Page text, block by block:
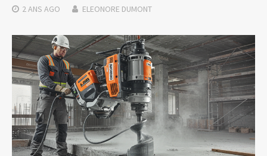
2 ANS AGO ELEONORE DUMONT